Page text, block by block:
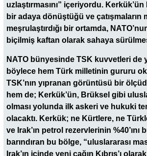
uzlaştırmasını” içeriyordu.
bir adaya dönüştüğü ve çatışmaların
meşrulaştırdığı bir ortamda,
biçilmiş kaftan olarak sahaya
NATO bünyesinde TSK kuvvetleri de
böylece hem Türk milletinin gururu
TSK’nın yıpranan görüntüsü bir
hem de; Kerkük’ün, Brüksel gibi
olması yolunda ilk askeri ve hukuki
olacaktı. Kerkük; ne Kürtlere, ne
ve Irak’ın petrol rezervlerinin %40’ını
barındıran bu bölge, “uluslararası
Irak’ın içinde yeni çağın Kıbrıs’ı